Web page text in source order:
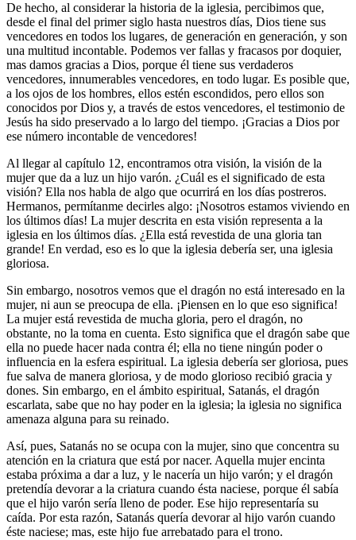
De hecho, al considerar la historia de la iglesia, percibimos que,
desde el final del primer siglo hasta nuestros días, Dios tiene sus
vencedores en todos los lugares, de generación en generación, y son
una multitud incontable. Podemos ver fallas y fracasos por doquier,
mas damos gracias a Dios, porque él tiene sus verdaderos
vencedores, innumerables vencedores, en todo lugar. Es posible que,
a los ojos de los hombres, ellos estén escondidos, pero ellos son
conocidos por Dios y, a través de estos vencedores, el testimonio de
Jesús ha sido preservado a lo largo del tiempo. ¡Gracias a Dios por
ese número incontable de vencedores!
Al llegar al capítulo 12, encontramos otra visión, la visión de la
mujer que da a luz un hijo varón. ¿Cuál es el significado de esta
visión? Ella nos habla de algo que ocurrirá en los días postreros.
Hermanos, permítanme decirles algo: ¡Nosotros estamos viviendo en
los últimos días! La mujer descrita en esta visión representa a la
iglesia en los últimos días. ¿Ella está revestida de una gloria tan
grande! En verdad, eso es lo que la iglesia debería ser, una iglesia
gloriosa.
Sin embargo, nosotros vemos que el dragón no está interesado en la
mujer, ni aun se preocupa de ella. ¡Piensen en lo que eso significa!
La mujer está revestida de mucha gloria, pero el dragón, no
obstante, no la toma en cuenta. Esto significa que el dragón sabe que
ella no puede hacer nada contra él; ella no tiene ningún poder o
influencia en la esfera espiritual. La iglesia debería ser gloriosa, pues
fue salva de manera gloriosa, y de modo glorioso recibió gracia y
dones. Sin embargo, en el ámbito espiritual, Satanás, el dragón
escarlata, sabe que no hay poder en la iglesia; la iglesia no significa
amenaza alguna para su reinado.
Así, pues, Satanás no se ocupa con la mujer, sino que concentra su
atención en la criatura que está por nacer. Aquella mujer encinta
estaba próxima a dar a luz, y le nacería un hijo varón; y el dragón
pretendía devorar a la criatura cuando ésta naciese, porque él sabía
que el hijo varón sería lleno de poder. Ese hijo representaría su
caída. Por esta razón, Satanás quería devorar al hijo varón cuando
éste naciese; mas, este hijo fue arrebatado para el trono.